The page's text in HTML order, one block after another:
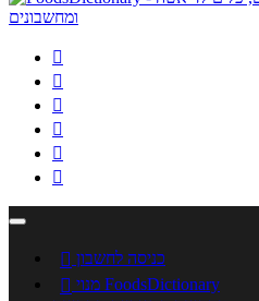






 כניסה לחשבון

מנוי FoodsDictionary